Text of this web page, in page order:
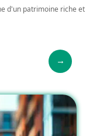
d'un patrimoine riche et